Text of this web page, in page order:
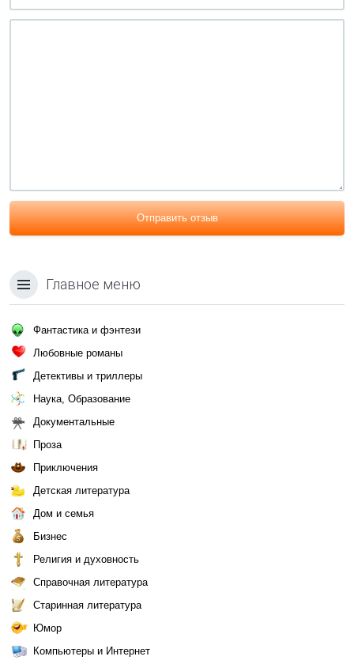
Отправить отзыв
Главное меню
Фантастика и фэнтези
Любовные романы
Детективы и триллеры
Наука, Образование
Документальные
Проза
Приключения
Детская литература
Дом и семья
Бизнес
Религия и духовность
Справочная литература
Старинная литература
Юмор
Компьютеры и Интернет